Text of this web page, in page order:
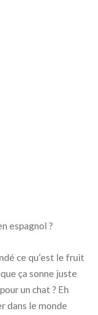
espagnol ?
ce qu’est le fruit
ça sonne juste
un chat ? Eh
dans le monde